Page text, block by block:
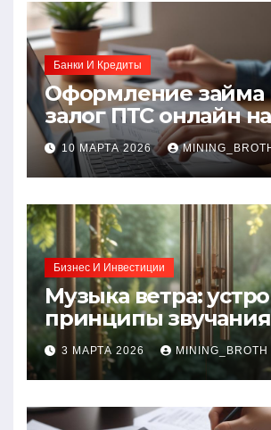
Банки И Кредиты
Оформление займа
залог ПТС онлайн
без визита в офис:
требования и
10 МАРТА 2026
Бизнес И Инвестиции
Музыка ветра:
принципы звучания
колокольчиков
3 МАРТА 2026 MINING_BROTH